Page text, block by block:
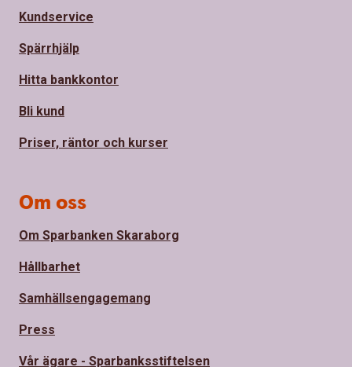
Kundservice
Spärrhjälp
Hitta bankkontor
Bli kund
Priser, räntor och kurser
Om oss
Om Sparbanken Skaraborg
Hållbarhet
Samhällsengagemang
Press
Vår ägare - Sparbanksstiftelsen